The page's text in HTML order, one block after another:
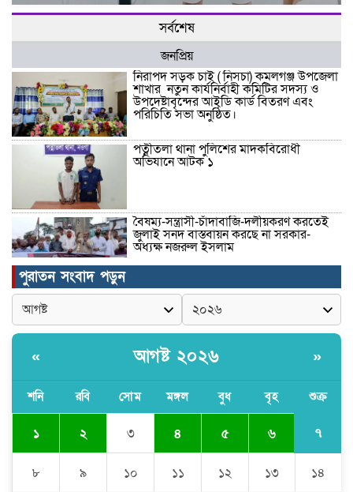
সর্বশেষ
জনপ্রিয়
নিরাপদ সড়ক চাই ( নিসচা) কমলগঞ্জ উপজেলা
শাখার নতুন কার্যনির্বাহী কমিটির সদস্য ও
উপদেষ্টাবৃন্দের আইডি কার্ড বিতরণ এবং
পরিচিতি সভা অনুষ্ঠিত।
পত্নীতলা থানা পুলিশের মাদকবিরোধী
অভিযানে আটক ১
বৈষম্য-সন্ত্রাসী-চাঁদাবাজি-দলীয়করণ করতেই
জুলাই সনদ বাস্তবায়ন করছে না সরকার-
অধ্যক্ষ নজরুল ইসলাম
ঠাকুরগাঁওয়ে ইজিবাইক চোরচক্রের ৩ সদস্য
গ্রেপ্তার, বিপুল পরিমাণ যন্ত্রাংশ উদ্ধার ‎
মুন্সীগঞ্জের টংগীবাড়ীতে ৭ ফুট ৬ ইঞ্চি উচ্চতার
ঘণ্টার পর ঘণ্টা বিদ্যুৎহীন মৌলভীবাজার:
অতিরিক্ত বিলে দিশেহারা গ্রাহক, তীব্র ক্ষোভ
পুরাতন সংবাদ পড়ুন
« আগষ্ট ২০২৬ »
শনি রবি সোম মঙ্গল বুধ বৃহ শুক্র
১ ২ ৩ ৪ ৫ ৬ ৭
৮ ৯ ১০ ১১ ১২ ১৩ ১৪